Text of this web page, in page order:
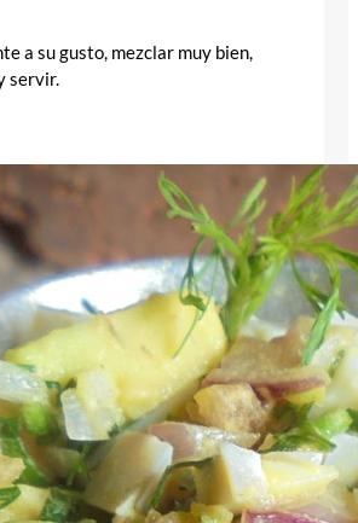
a su gusto, mezclar muy bien,
servir.